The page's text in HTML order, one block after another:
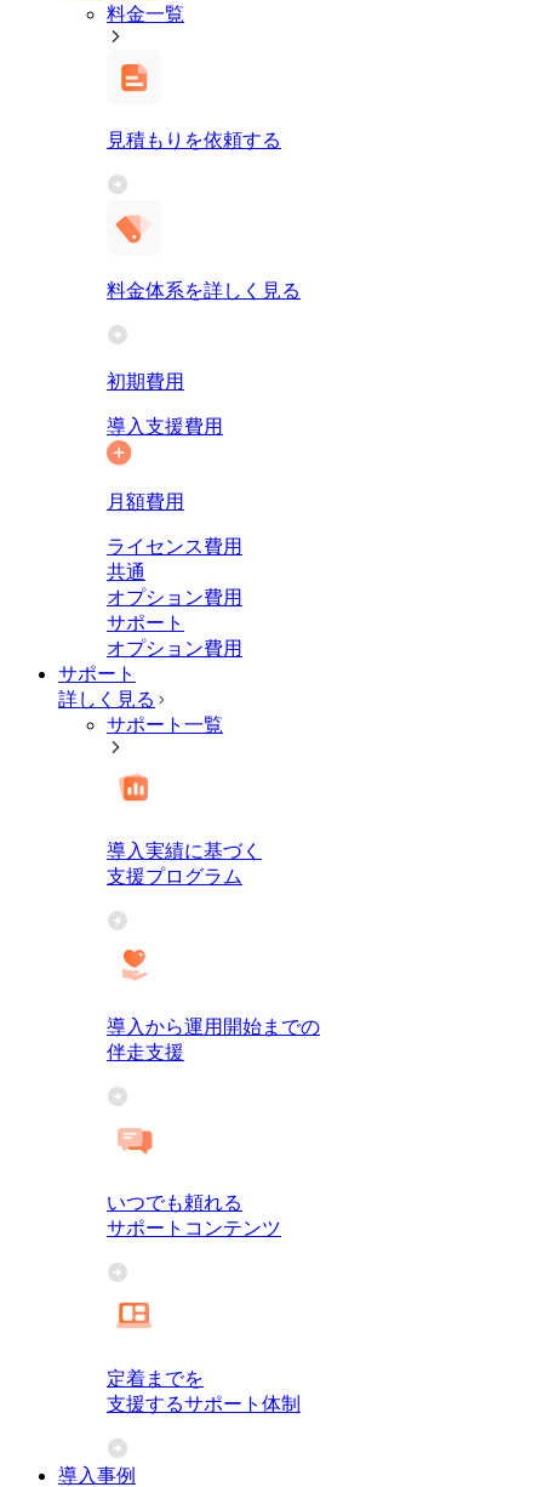
料金一覧
見積もりを依頼する
料金体系を詳しく見る
初期費用
導入支援費用
月額費用
ライセンス費用
共通
オプション費用
サポート
オプション費用
サポート
詳しく見る
サポート一覧
導入実績に基づく
支援プログラム
導入から運用開始までの
伴走支援
いつでも頼れる
サポートコンテンツ
定着までを
支援するサポート体制
導入事例